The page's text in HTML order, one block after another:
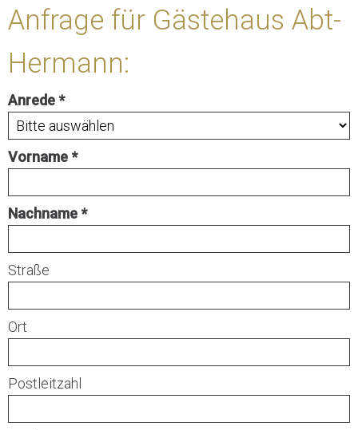
Anfrage für Gästehaus Abt-
Hermann:
Anrede
Vorname
Nachname
Straße
Ort
Postleitzahl